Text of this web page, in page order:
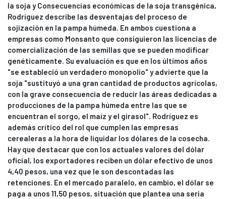
la soja y Consecuencias económicas de la soja transgénica,
Rodríguez describe las desventajas del proceso de
sojización en la pampa húmeda. En ambos cuestiona a
empresas como Monsanto que consiguieron las licencias de
comercialización de las semillas que se pueden modificar
genéticamente. Su evaluación es que en los últimos años
"se estableció un verdadero monopolio" y advierte que la
soja "sustituyó a una gran cantidad de productos agrícolas,
con la grave consecuencia de reducir las áreas dedicadas a
producciones de la pampa húmeda entre las que se
encuentran el sorgo, el maíz y el girasol". Rodríguez es
además crítico del rol que cumplen las empresas
cerealeras a la hora de liquidar los dólares de la cosecha.
Hay que destacar que con los actuales valores del dólar
oficial, los exportadores reciben un dólar efectivo de unos
4,40 pesos, una vez que le son descontadas las
retenciones. En el mercado paralelo, en cambio, el dólar se
paga a unos 11,50 pesos, situación que plantea una seria